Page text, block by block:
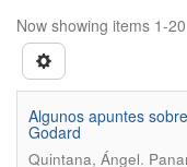
Now showing items 1-
Algunos apuntes
Godard
Quintana, Ángel.